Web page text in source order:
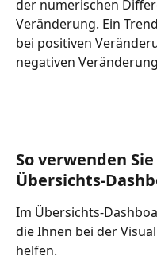
der numerischen
Veränderung. Ein
bei positiven
negativen
So verwenden
Übersichts-
Im Übersichts-
die Ihnen bei der
helfen.